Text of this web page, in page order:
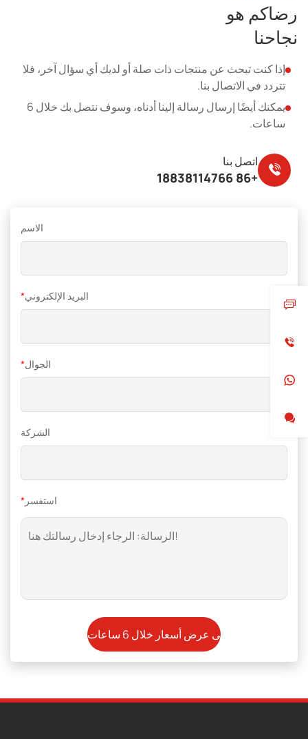
رضاكم هو
نجاحنا
إذا كنت تبحث عن منتجات ذات صلة أو لديك أي سؤال آخر، فلا
تتردد في الاتصال بنا.
يمكنك أيضًا إرسال رسالة إلينا أدناه، وسوف نتصل بك خلال 6
ساعات.
اتصل بنا
+86 18838114766
الاسم
*البريد الإلكتروني
*الجوال
الشركة
* استفسر